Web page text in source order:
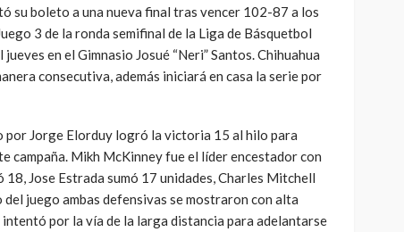
su boleto a una nueva final tras vencer 102-87 a los
3 de la ronda semifinal de la Liga de Básquetbol
en el Gimnasio Josué “Neri” Santos. Chihuahua
consecutiva, además iniciará en casa la serie por
por Jorge Elorduy logró la victoria 15 al hilo para
campaña. Mikh McKinney fue el líder encestador con
Jose Estrada sumó 17 unidades, Charles Mitchell
juego ambas defensivas se mostraron con alta
por la vía de la larga distancia para adelantarse